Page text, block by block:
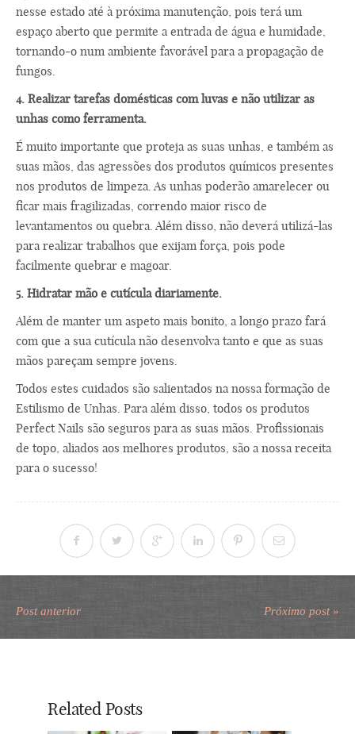
nesse estado até à próxima manutenção, pois terá um
espaço aberto que permite a entrada de água e humidade,
tornando-o num ambiente favorável para a propagação de
fungos.
4. Realizar tarefas domésticas com luvas e não utilizar as
unhas como ferramenta.
É muito importante que proteja as suas unhas, e também as
suas mãos, das agressões dos produtos químicos presentes
nos produtos de limpeza. As unhas poderão amarelecer ou
ficar mais fragilizadas, correndo maior risco de
levantamentos ou quebra. Além disso, não deverá utilizá-las
para realizar trabalhos que exijam força, pois pode
facilmente quebrar e magoar.
5. Hidratar mão e cutícula diariamente.
Além de manter um aspeto mais bonito, a longo prazo fará
com que a sua cutícula não desenvolva tanto e que as suas
mãos pareçam sempre jovens.
Todos estes cuidados são salientados na nossa formação de
Estilismo de Unhas. Para além disso, todos os produtos
Perfect Nails são seguros para as suas mãos. Profissionais
de topo, aliados aos melhores produtos, são a nossa receita
para o sucesso!
Post anterior Próximo post »
Related Posts